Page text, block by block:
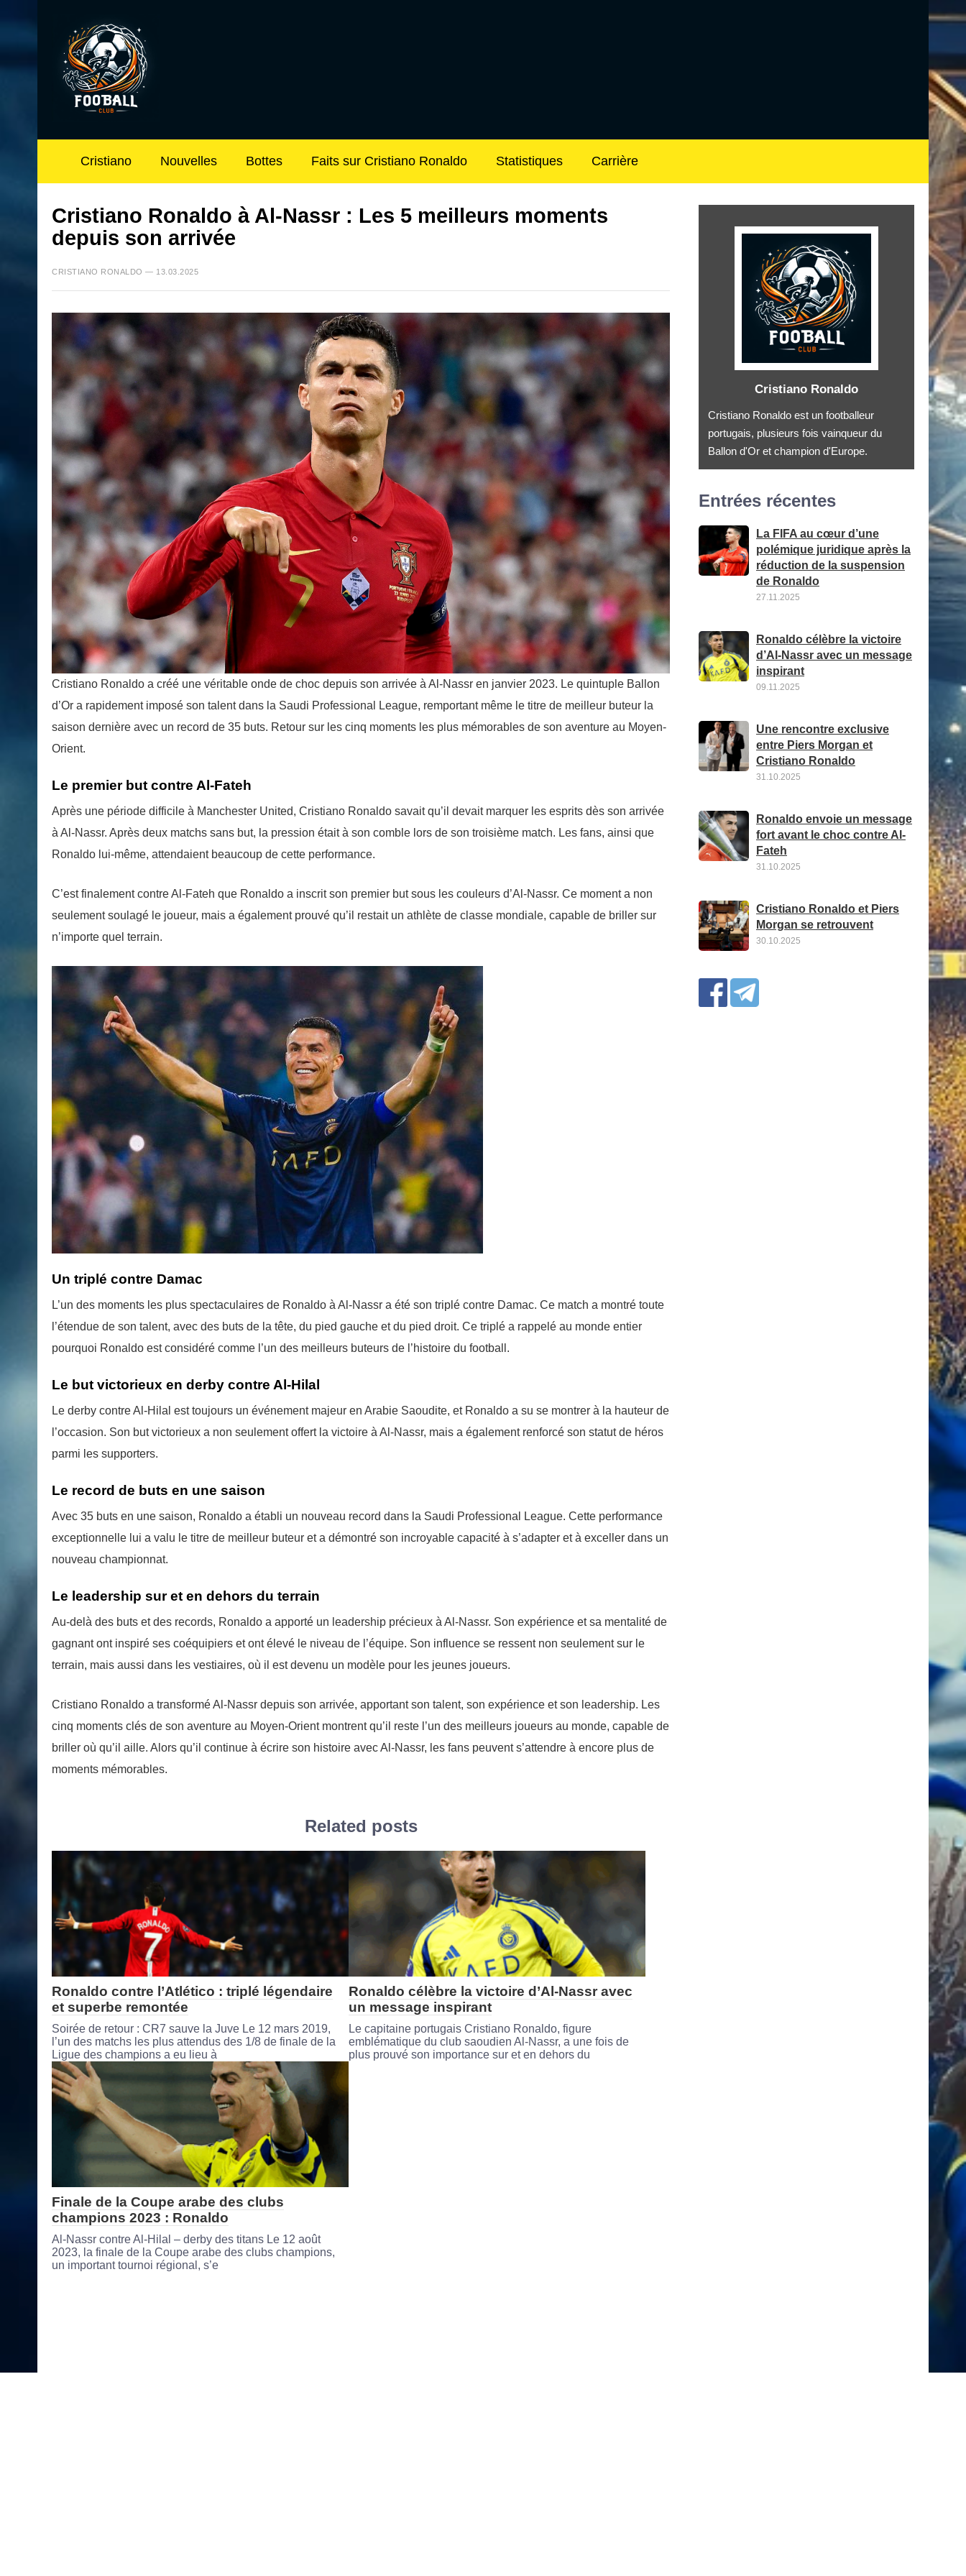
Cristiano Nouvelles Bottes Faits sur Cristiano Ronaldo Statistiques Carrière
Cristiano Ronaldo à Al-Nassr : Les 5 meilleurs moments
depuis son arrivée
CRISTIANO RONALDO — 13.03.2025
Cristiano Ronaldo a créé une véritable onde de choc depuis son arrivée à Al-Nassr en janvier 2023. Le quintuple Ballon
d’Or a rapidement imposé son talent dans la Saudi Professional League, remportant même le titre de meilleur buteur la
saison dernière avec un record de 35 buts. Retour sur les cinq moments les plus mémorables de son aventure au Moyen-
Orient.
Le premier but contre Al-Fateh
Après une période difficile à Manchester United, Cristiano Ronaldo savait qu’il devait marquer les esprits dès son arrivée
à Al-Nassr. Après deux matchs sans but, la pression était à son comble lors de son troisième match. Les fans, ainsi que
Ronaldo lui-même, attendaient beaucoup de cette performance.
C’est finalement contre Al-Fateh que Ronaldo a inscrit son premier but sous les couleurs d’Al-Nassr. Ce moment a non
seulement soulagé le joueur, mais a également prouvé qu’il restait un athlète de classe mondiale, capable de briller sur
n’importe quel terrain.
Un triplé contre Damac
L’un des moments les plus spectaculaires de Ronaldo à Al-Nassr a été son triplé contre Damac. Ce match a montré toute
l’étendue de son talent, avec des buts de la tête, du pied gauche et du pied droit. Ce triplé a rappelé au monde entier
pourquoi Ronaldo est considéré comme l’un des meilleurs buteurs de l’histoire du football.
Le but victorieux en derby contre Al-Hilal
Le derby contre Al-Hilal est toujours un événement majeur en Arabie Saoudite, et Ronaldo a su se montrer à la hauteur de
l’occasion. Son but victorieux a non seulement offert la victoire à Al-Nassr, mais a également renforcé son statut de héros
parmi les supporters.
Le record de buts en une saison
Avec 35 buts en une saison, Ronaldo a établi un nouveau record dans la Saudi Professional League. Cette performance
exceptionnelle lui a valu le titre de meilleur buteur et a démontré son incroyable capacité à s’adapter et à exceller dans un
nouveau championnat.
Le leadership sur et en dehors du terrain
Au-delà des buts et des records, Ronaldo a apporté un leadership précieux à Al-Nassr. Son expérience et sa mentalité de
gagnant ont inspiré ses coéquipiers et ont élevé le niveau de l’équipe. Son influence se ressent non seulement sur le
terrain, mais aussi dans les vestiaires, où il est devenu un modèle pour les jeunes joueurs.
Cristiano Ronaldo a transformé Al-Nassr depuis son arrivée, apportant son talent, son expérience et son leadership. Les
cinq moments clés de son aventure au Moyen-Orient montrent qu’il reste l’un des meilleurs joueurs au monde, capable de
briller où qu’il aille. Alors qu’il continue à écrire son histoire avec Al-Nassr, les fans peuvent s’attendre à encore plus de
moments mémorables.
Related posts
Ronaldo contre l’Atlético : triplé légendaire
et superbe remontée
Soirée de retour : CR7 sauve la Juve Le 12 mars 2019,
l’un des matchs les plus attendus des 1/8 de finale de la
Ligue des champions a eu lieu à
Ronaldo célèbre la victoire d’Al-Nassr avec
un message inspirant
Le capitaine portugais Cristiano Ronaldo, figure
emblématique du club saoudien Al-Nassr, a une fois de
plus prouvé son importance sur et en dehors du
Finale de la Coupe arabe des clubs
champions 2023 : Ronaldo
Al-Nassr contre Al-Hilal – derby des titans Le 12 août
2023, la finale de la Coupe arabe des clubs champions,
un important tournoi régional, s’e
Cristiano Ronaldo
Cristiano Ronaldo est un footballeur
portugais, plusieurs fois vainqueur du
Ballon d'Or et champion d'Europe.
Entrées récentes
La FIFA au cœur d’une
polémique juridique après la
réduction de la suspension
de Ronaldo
27.11.2025
Ronaldo célèbre la victoire
d’Al-Nassr avec un message
inspirant
09.11.2025
Une rencontre exclusive
entre Piers Morgan et
Cristiano Ronaldo
31.10.2025
Ronaldo envoie un message
fort avant le choc contre Al-
Fateh
31.10.2025
Cristiano Ronaldo et Piers
Morgan se retrouvent
30.10.2025